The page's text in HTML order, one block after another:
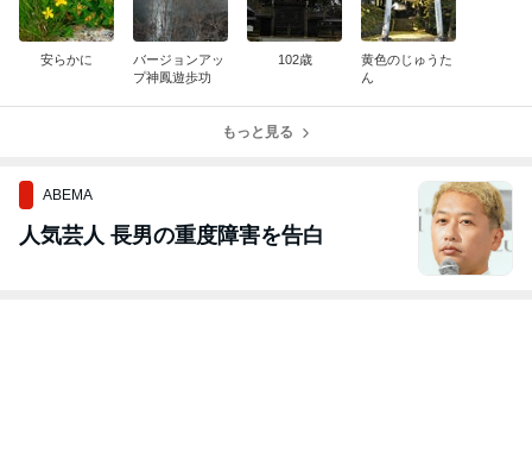
安らかに
バージョンアッ
プ神鳳遊歩功
102歳
黄色のじゅうた
ん
もっと見る
ABEMA
人気芸人 長男の重度障害を告白